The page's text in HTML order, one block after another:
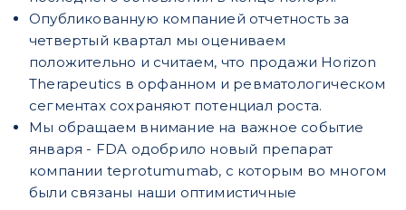
Опубликованную компанией отчетность за
четвертый квартал мы оцениваем
положительно и считаем, что продажи Horizon
Therapeutics в орфанном и ревматологическом
сегментах сохраняют потенциал роста.
Мы обращаем внимание на важное событие
января - FDA одобрило новый препарат
компании teprotumumab, с которым во многом
были связаны наши оптимистичные